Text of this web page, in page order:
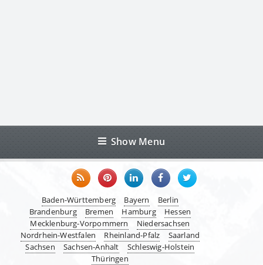
Show Menu
Baden-Württemberg Bayern
Berlin
Brandenburg
Bremen Hamburg
Hessen
Mecklenburg-Vorpommern
Niedersachsen
Nordrhein-Westfalen
Rheinland-Pfalz
Saarland
Sachsen
Sachsen-Anhalt
Schleswig-Holstein
Thüringen